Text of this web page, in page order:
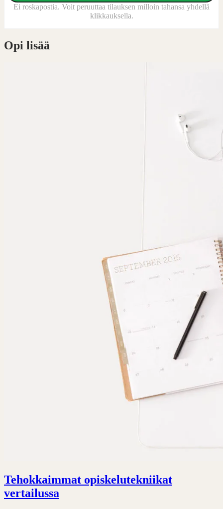
Ei roskapostia. Voit peruuttaa tilauksen milloin tahansa yhdellä
klikkauksella.
Opi lisää
Tehokkaimmat opiskelutekniikat
vertailussa